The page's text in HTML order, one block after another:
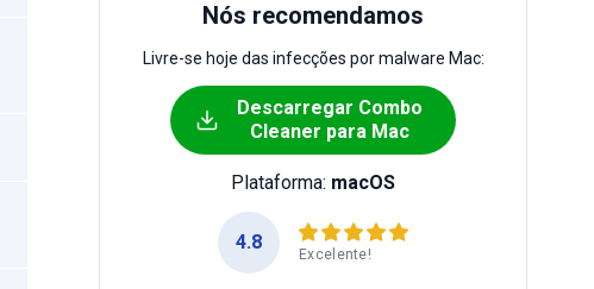
Nós recomendamos
Livre-se hoje das infecções por malware Mac:
Descarregar Combo
Cleaner para Mac
Plataforma: macOS
4.8
Excelente!